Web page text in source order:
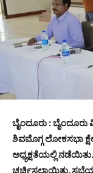
ಬೈಂದೂರು :
ಶಿವಮೊಗ್ಗ ಲೋಕಸಭಾ
ಅಧ್ಯಕ್ಷತೆಯಲ್ಲಿ
ಚರ್ಚಿಸಲಾಯಿತು.